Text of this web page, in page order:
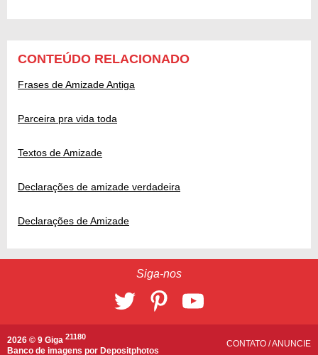
CONTEÚDO RELACIONADO
Frases de Amizade Antiga
Parceira pra vida toda
Textos de Amizade
Declarações de amizade verdadeira
Declarações de Amizade
Siga-nos
2026 © 9 Giga 21180
Banco de imagens por Depositphotos
CONTATO /ANUNCIE